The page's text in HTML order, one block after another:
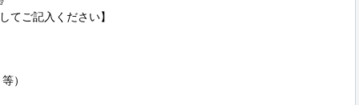
てご記入ください】
）